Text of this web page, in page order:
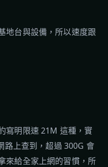
地台與設備，所以速度跟
寫明限速 21M 這種，實
路上查到，超過 300G 會
來給全家上網的習慣，所